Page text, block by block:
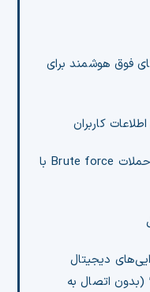
فوق هوشمند برای
کاربران
انجام اقدامات ویژه برای جلوگیری از حملات Brute force با
دیجیتال
اتصال به